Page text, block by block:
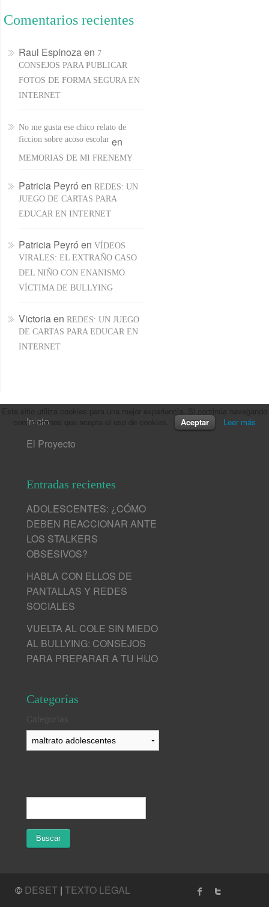
Comentarios recientes
Raul Espinozaen 7
CONSEJOS PARA PUBLICAR
FOTOS DE FORMA SEGURA EN
INTERNET
No me gusta ese chico relato de
ficcion sobre acoso escolaren
MEMORIAS DE MI FRENEMY
Patricia Peyró en REDES: UN
JUEGO DE CARTAS PARA
EDUCAR EN INTERNET
Patricia Peyró en VÍDEOS
VIRALES: EL EXTRAÑO CASO
DEL NIÑO CON ENANISMO
VÍCTIMA DE BULLYING
Victoriaen REDES: UN JUEGO
DE CARTAS PARA EDUCAR EN
INTERNET
Inicio
El Proyecto
Entradas recientes
ADOLESCENTES: ¿CÓMO
DEBEN REACCIONAR ANTE
LOS STALKERS
OBSESIVOS?
HABLA CON ELLOS DE
PANTALLAS Y REDES
SOCIALES
VUELTA AL COLE SIN MIEDO
AL BULLYING: CONSEJOS
PARA PREPARAR A TU HIJO
Categorías
© DESET | TEXTO LEGAL
consideramos que acepta el uso de cookies.
Aceptar Leer más